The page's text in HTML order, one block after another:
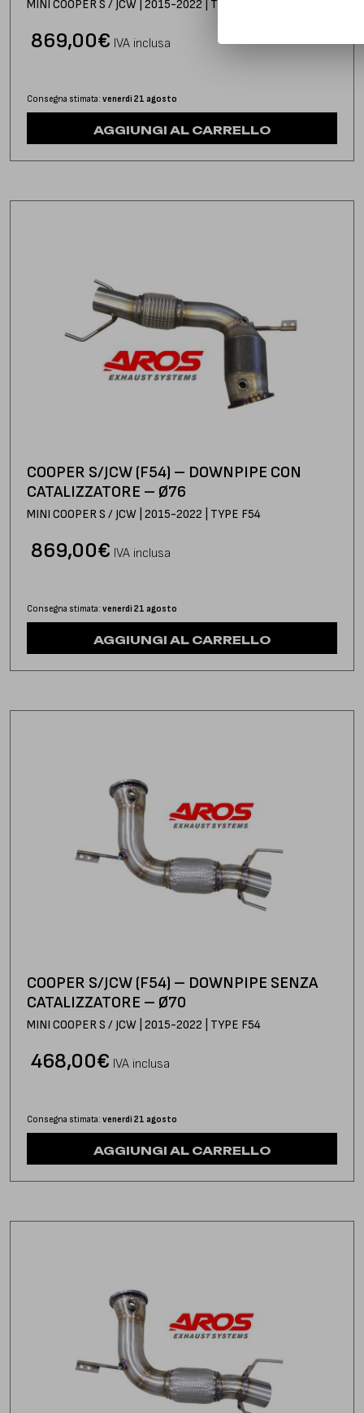
MINI COOPER S / JCW | 2015-2022 | TYPE F54
€
869,00 IVA inclusa
Consegna stimata: venerdì 21 agosto
AGGIUNGI AL CARRELLO
COOPER S/JCW (F54) – DOWNPIPE CON
CATALIZZATORE – Ø76
MINI COOPER S / JCW | 2015-2022 | TYPE F54
€
869,00 IVA inclusa
Consegna stimata: venerdì 21 agosto
AGGIUNGI AL CARRELLO
COOPER S/JCW (F54) – DOWNPIPE SENZA
CATALIZZATORE – Ø70
MINI COOPER S / JCW | 2015-2022 | TYPE F54
€
468,00 IVA inclusa
Consegna stimata: venerdì 21 agosto
AGGIUNGI AL CARRELLO